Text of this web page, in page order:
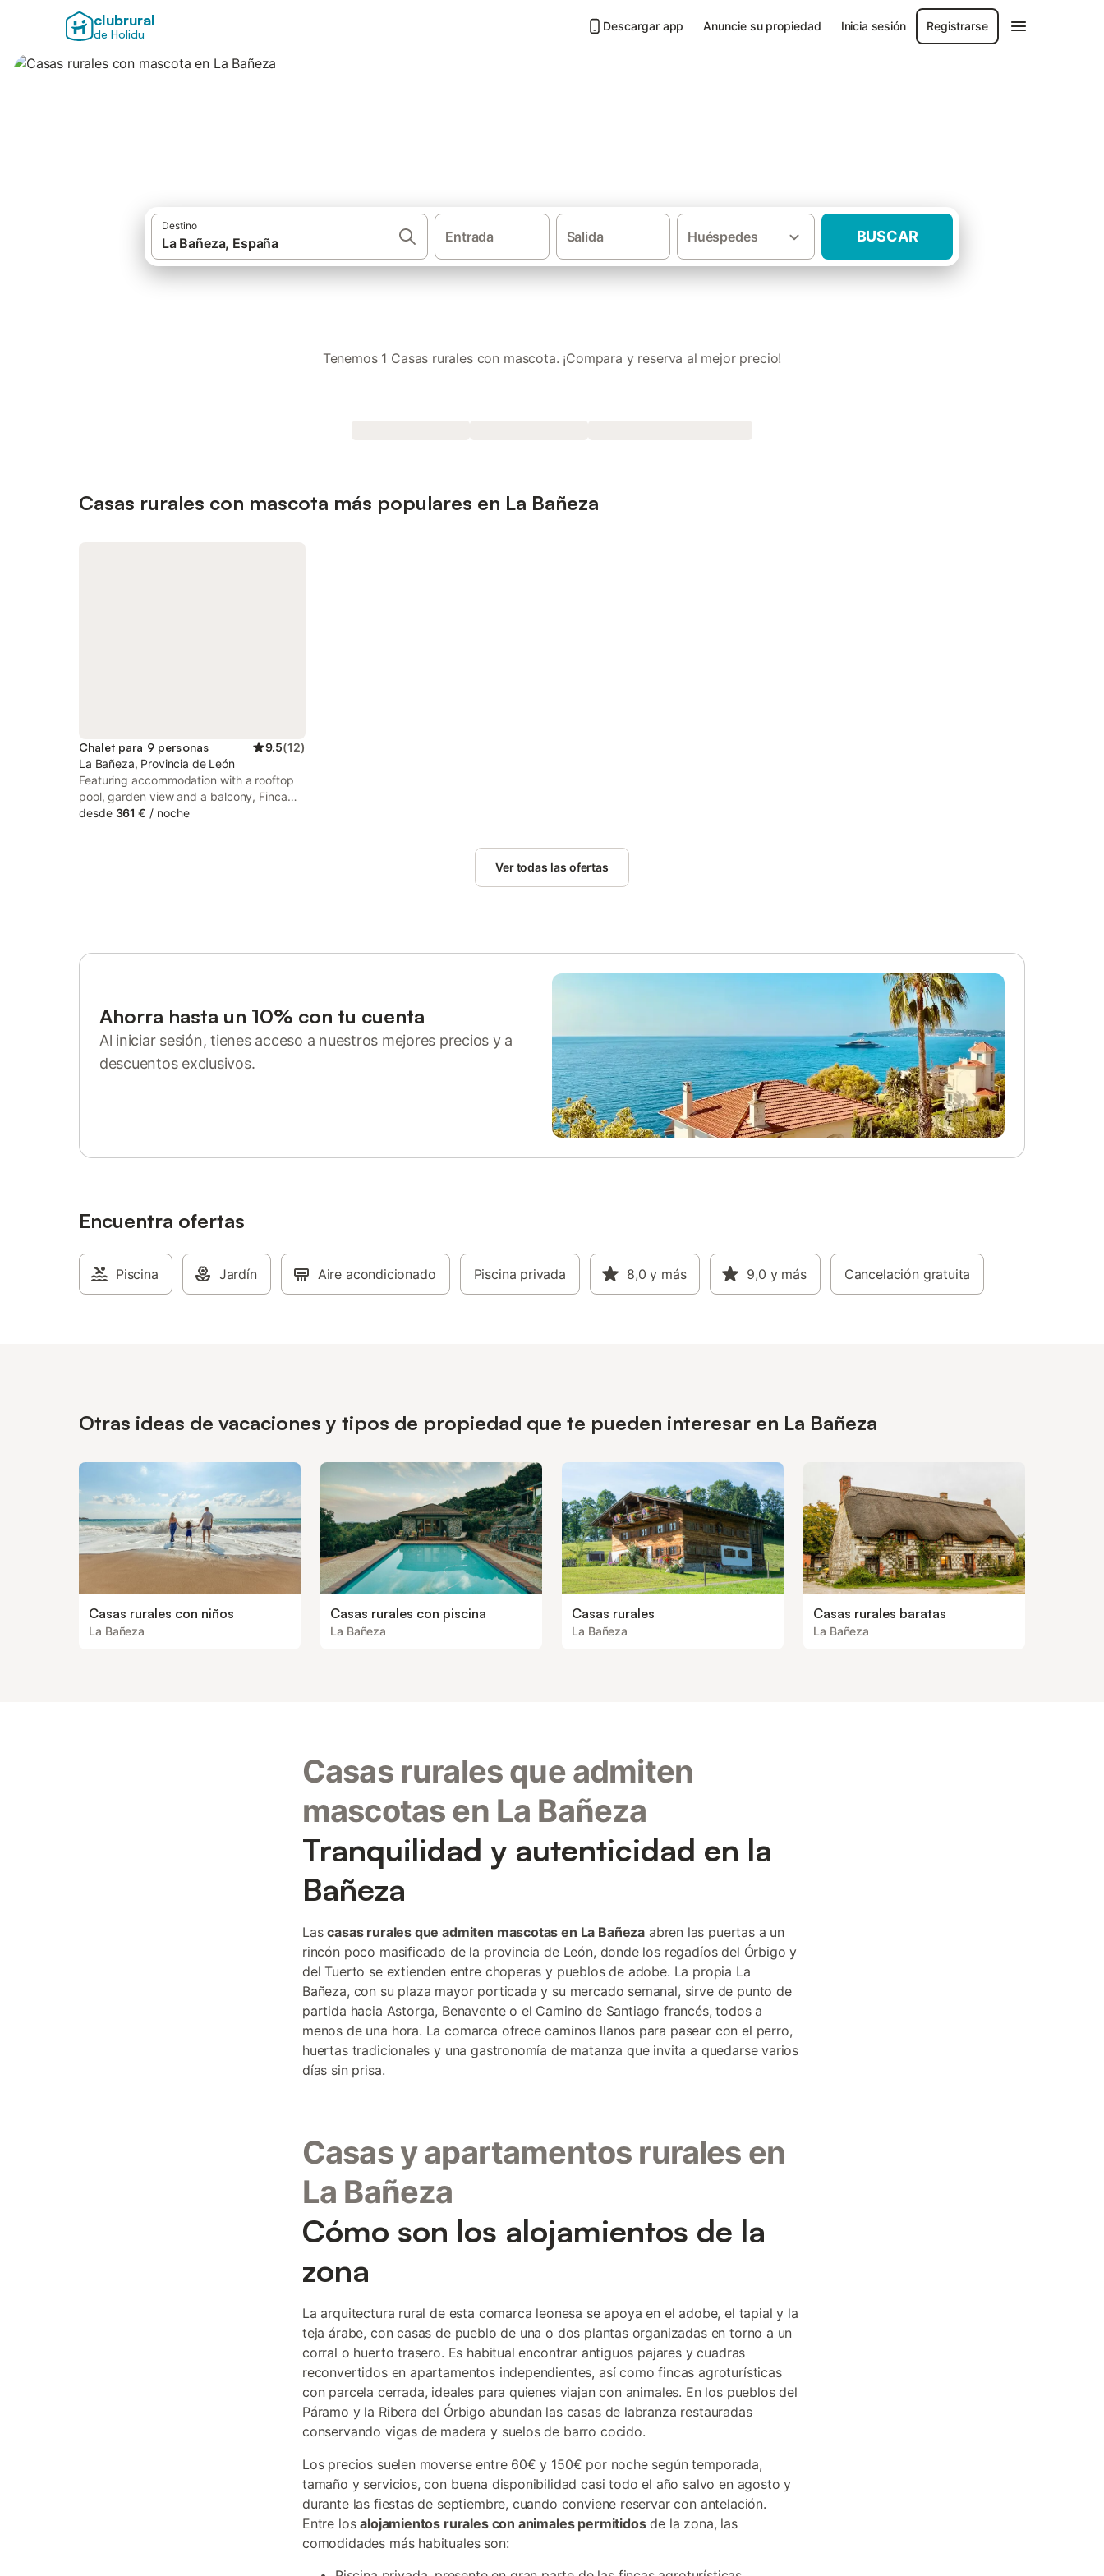
clubrural
de Holidu
Descargar app Anuncie su propiedad Inicia sesión Registrarse
Destino
Entrada Salida Huéspedes BUSCAR
Tenemos 1 Casas rurales con mascota. ¡Compara y reserva al mejor precio!
Casas rurales con mascota más populares en La Bañeza
Chalet para 9 personas 9.5(12)
La Bañeza, Provincia de León
Featuring accommodation with a rooftop
pool, garden view and a balcony, Finca
Llamazares is located in La Bañeza. This
desde 361 € / noche
Ver todas las ofertas
Ahorra hasta un 10% con tu cuenta
Al iniciar sesión, tienes acceso a nuestros mejores precios y a
descuentos exclusivos.
Encuentra ofertas
Piscina Jardín Aire acondicionado Piscina privada 8,0 y más 9,0 y más Cancelación gratuita
Otras ideas de vacaciones y tipos de propiedad que te pueden interesar en La Bañeza
Casas rurales con niños
La Bañeza
Casas rurales con piscina
La Bañeza
Casas rurales
La Bañeza
Casas rurales baratas
La Bañeza
Casas rurales que admiten
mascotas en La Bañeza
Tranquilidad y autenticidad en la
Bañeza
Lascasas rurales que admiten mascotas en La Bañeza abren las puertas a un
rincón poco masificado de la provincia de León, donde los regadíos del Órbigo y
del Tuerto se extienden entre choperas y pueblos de adobe. La propia La
Bañeza, con su plaza mayor porticada y su mercado semanal, sirve de punto de
partida hacia Astorga, Benavente o el Camino de Santiago francés, todos a
menos de una hora. La comarca ofrece caminos llanos para pasear con el perro,
huertas tradicionales y una gastronomía de matanza que invita a quedarse varios
días sin prisa.
Casas y apartamentos rurales en
La Bañeza
Cómo son los alojamientos de la
zona
La arquitectura rural de esta comarca leonesa se apoya en el adobe, el tapial y la
teja árabe, con casas de pueblo de una o dos plantas organizadas en torno a un
corral o huerto trasero. Es habitual encontrar antiguos pajares y cuadras
reconvertidos en apartamentos independientes, así como fincas agroturísticas
con parcela cerrada, ideales para quienes viajan con animales. En los pueblos del
Páramo y la Ribera del Órbigo abundan las casas de labranza restauradas
conservando vigas de madera y suelos de barro cocido.
Los precios suelen moverse entre 60€ y 150€ por noche según temporada,
tamaño y servicios, con buena disponibilidad casi todo el año salvo en agosto y
durante las fiestas de septiembre, cuando conviene reservar con antelación.
Entre losalojamientos rurales con animales permitidosde la zona, las
comodidades más habituales son: